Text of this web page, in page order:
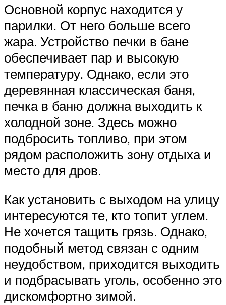
Основной корпус находится у
парилки. От него больше всего
жара. Устройство печки в бане
обеспечивает пар и высокую
температуру. Однако, если это
деревянная классическая баня,
печка в баню должна выходить к
холодной зоне. Здесь можно
подбросить топливо, при этом
рядом расположить зону отдыха и
место для дров.
Как установить с выходом на улицу
интересуются те, кто топит углем.
Не хочется тащить грязь. Однако,
подобный метод связан с одним
неудобством, приходится выходить
и подбрасывать уголь, особенно это
дискомфортно зимой.